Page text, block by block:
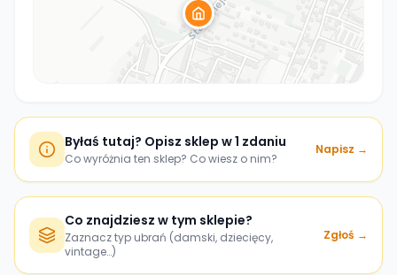
Byłaś tutaj? Opisz sklep w 1 zdaniu
Co wyróżnia ten sklep? Co wiesz o nim?
Napisz →
Co znajdziesz w tym sklepie?
Zaznacz typ ubrań (damski, dziecięcy,
vintage…)
Zgłoś →